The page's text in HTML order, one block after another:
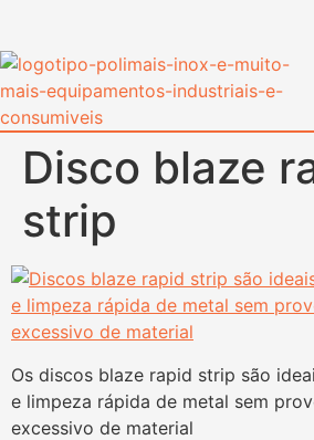
Disco blaze
strip
Os discos blaze rapid strip são
e limpeza rápida de metal sem
excessivo de material